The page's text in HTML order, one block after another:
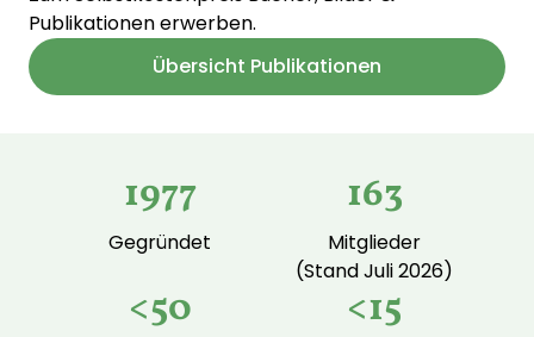
Publikationen erwerben.
Übersicht Publikationen
1977
Gegründet
163
Mitglieder
(Stand Juli 2026)
<50 <15